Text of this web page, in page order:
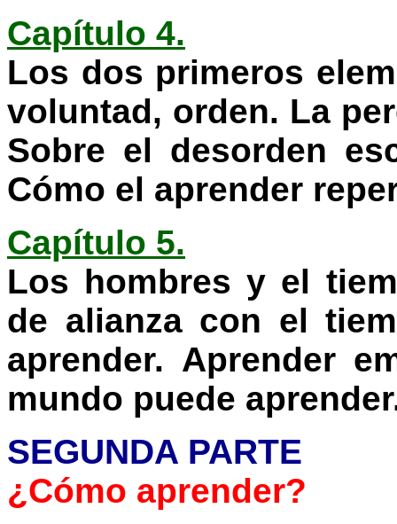
Capítulo 4.
Los dos primeros
voluntad, orden. La
Sobre el desorden
Cómo el aprender
Capítulo 5.
Los hombres y el
de alianza con el
aprender. Aprender
mundo puede
SEGUNDA PARTE
¿Cómo aprender?